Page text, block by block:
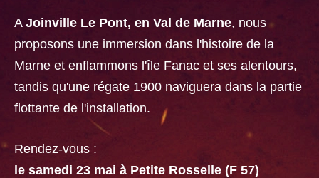
A Joinville Le Pont, en Val de Marne, nous
proposons une immersion dans l'histoire de la
Marne et enflammons l'île Fanac et ses alentours,
tandis qu'une régate 1900 naviguera dans la partie
flottante de l'installation.
Rendez-vous :
le samedi 23 mai à Petite Rosselle (F 57)